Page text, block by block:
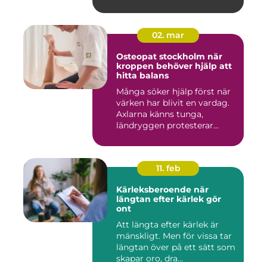
02. mar
Osteopat stockholm när
kroppen behöver hjälp att
hitta balans
Många söker hjälp först när
värken har blivit en vardag.
Axlarna känns tunga,
ländryggen protesterar...
11. feb
Kärleksberoende när
längtan efter kärlek gör
ont
Att längta efter kärlek är
mänskligt. Men för vissa tar
längtan över på ett sätt som
skapar oro, dra...